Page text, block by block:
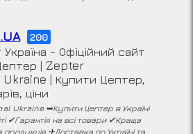
200
- Офіційний сайт
| Zepter
| Купити Цептер,
ціни
Ukraine ➥Купити Цептер в Україні
✔Гарантія на всі товари ✔Краща
продукція ✈Доставка по Україні та